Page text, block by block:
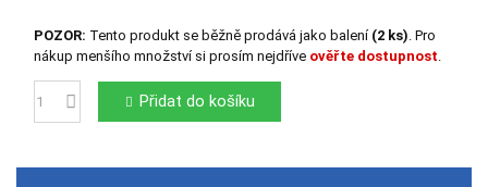
POZOR: Tento produkt se běžně prodává jako balení (2 ks) . Pro
nákup menšího množství si prosím nejdříve ověřte dostupnost
Počet Přidat do košíku